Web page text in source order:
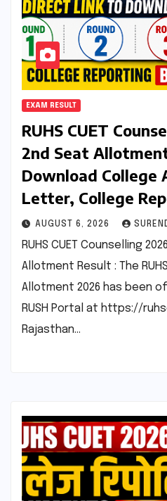
EXAM RESULT
RUHS CUET
2nd Seat
Download College
Letter, College
AUGUST 6, 2026
RUHS CUET Counselling
Allotment Result : The
Allotment 2026 has been
RUSH Portal at https://
Rajasthan…